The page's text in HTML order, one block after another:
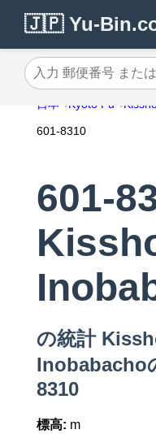
🇯🇵 Yu-
入力 郵便番号 または
日本 Kyoto Fu
601-8310
601-
の統計
Inobabacho
8310
標高: m